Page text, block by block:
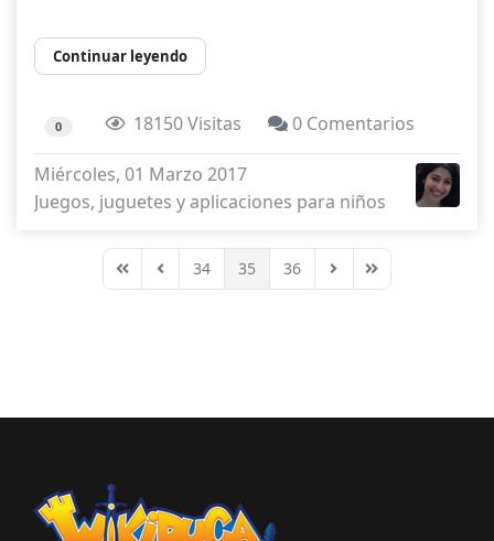
Continuar leyendo
0 18150 Visitas 0 Comentarios
Miércoles, 01 Marzo 2017
Juegos, juguetes y aplicaciones para niños
First PagePrevious Page
34 35 36 Next PageLast Page